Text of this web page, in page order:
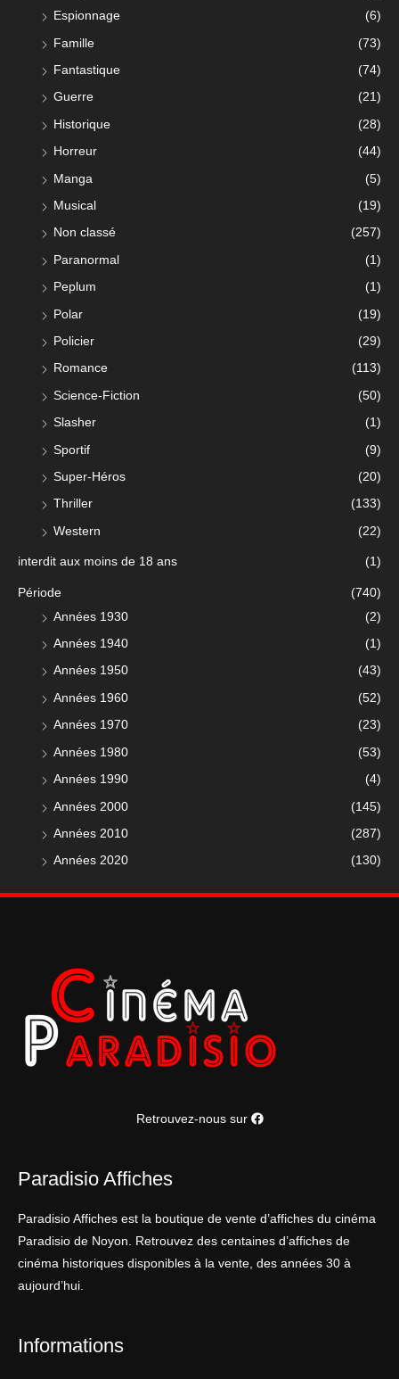
Espionnage (6)
Famille (73)
Fantastique (74)
Guerre (21)
Historique (28)
Horreur (44)
Manga (5)
Musical (19)
Non classé (257)
Paranormal (1)
Peplum (1)
Polar (19)
Policier (29)
Romance (113)
Science-Fiction (50)
Slasher (1)
Sportif (9)
Super-Héros (20)
Thriller (133)
Western (22)
interdit aux moins de 18 ans (1)
Période
(740)
Années 1930
(2)
Années 1940 (1)
Années 1950 (43)
Années 1960 (52)
Années 1970 (23)
Années 1980 (53)
Années 1990 (4)
Années 2000 (145)
Années 2010 (287)
Années 2020 (130)
Retrouvez-nous sur
Paradisio Affiches
Paradisio Affiches est la boutique de vente d’affiches du cinéma
Paradisio de Noyon. Retrouvez des centaines d’affiches de
cinéma historiques disponibles à la vente, des années 30 à
aujourd’hui.
Informations